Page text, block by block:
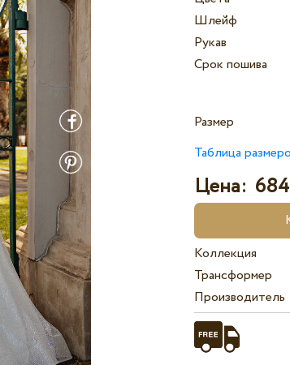
Шлейф
Рукав
Срок пошива
Размер
Таблица
Цена:
Коллекция
Трансформер
Производитель